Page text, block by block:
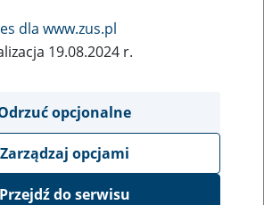
płatnika składek - osoby
organizacyjnej nieposiadającej
i wydrukuj”.Najpierw zapisz go
wypełnij w programie Adobe
Adobe Acrobat.
dla www.zus.pl
19.08.2024 r.
opcjonalne
Zarządzaj opcjami
Przejdź do serwisu